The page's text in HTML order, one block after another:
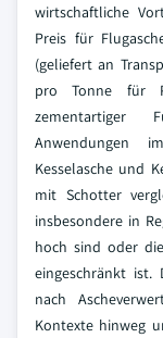
wirtschaftliche
Preis für
(geliefert an
pro Tonne für
zementartiger
Anwendungen
Kesselasche und
mit Schotter
insbesondere in
hoch sind oder
eingeschränkt ist.
nach
Kontexte hinweg